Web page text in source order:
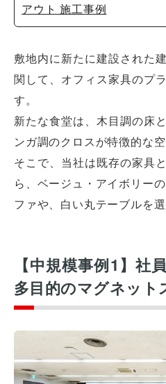
アウト 施工事例
敷地内に新たに建設された
関して、オフィス家具のプ
す。
新たな食堂は、木目調の床
ンガ調のクロスが特徴的な
そこで、当社は既存の家具
ら、ベージュ・アイボリー
ファや、白い丸テーブルを
【中規模事例1】社
多目的のマグネット